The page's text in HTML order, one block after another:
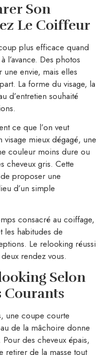
Son
Le Coiffeur
plus efficace quand
l’avance. Des photos
envie, mais elles
La forme du visage, la
d’entretien souhaité
ce que l’on veut
mieux dégagé, une
couleur moins dure ou
cheveux gris. Cette
proposer une
d’un simple
consacré au coiffage,
les habitudes de
Le relooking réussi
rendez vous.
Selon
Courants
une coupe courte
de la mâchoire donne
des cheveux épais,
retirer de la masse tout